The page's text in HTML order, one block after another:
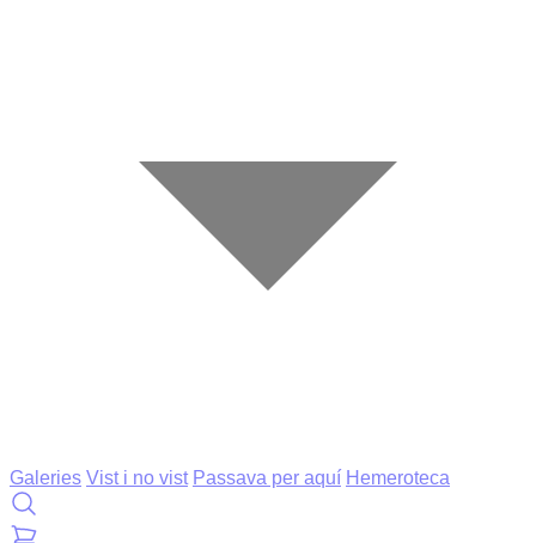
Galeries Vist i no vist Passava per aquí Hemeroteca